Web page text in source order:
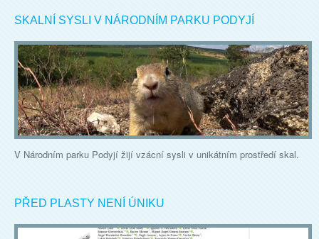
SKALNÍ SYSLI V NÁRODNÍM PARKU PODYJÍ
V Národním parku Podyjí žijí vzácní sysli v unikátním prostředí skal.
PŘED PLASTY NENÍ ÚNIKU